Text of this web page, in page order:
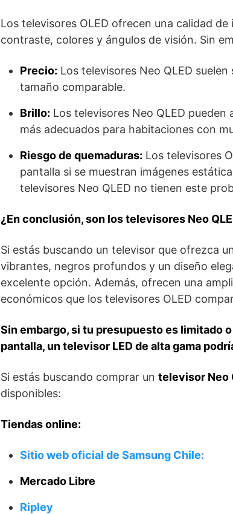
Los televisores OLED ofrecen una calidad
contraste, colores y ángulos de visión. Sin
Precio: Los televisores Neo QLED
tamaño comparable.
Brillo: Los televisores Neo QLED
más adecuados para habitaciones con
Riesgo de quemaduras: Los televisores
pantalla si se muestran imágenes
televisores Neo QLED no tienen este
¿En conclusión, son los televisores Neo
Si estás buscando un televisor que ofrezca
vibrantes, negros profundos y un diseño
excelente opción. Además, ofrecen una
económicos que los televisores OLED
Sin embargo, si tu presupuesto es limitado
pantalla, un televisor LED de alta gama
Si estás buscando comprar un televisor Neo
disponibles:
Tiendas online:
Sitio web oficial de Samsung Chile:
Mercado Libre
Ripley